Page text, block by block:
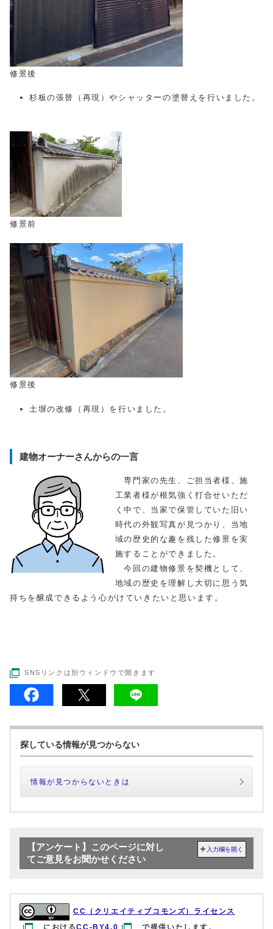
修景後
杉板の張替（再現）やシャッターの塗替えを行いました。
修景前
修景後
土塀の改修（再現）を行いました。
建物オーナーさんからの一言
専門家の先生、ご担当者様、施
工業者様が根気強く打合せいただ
く中で、当家で保管していた旧い
時代の外観写真が見つかり、当地
域の歴史的な趣を残した修景を実
施することができました。
今回の建物修景を契機として、
地域の歴史を理解し大切に思う気
持ちを醸成できるよう心がけていきたいと思います。
SNSリンクは別ウィンドウで開きます
探している情報が見つからない
情報が見つからないときは
【アンケート】このページに対し
てご意見をお聞かせください
入力欄を開く
CC（クリエイティブコモンズ）ライセンス